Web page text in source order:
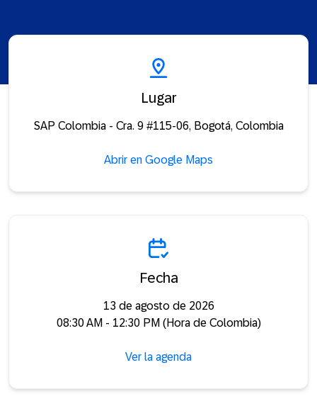
Lugar
SAP Colombia - Cra. 9 #115-06, Bogotá, Colombia
Abrir en Google Maps
Fecha
13 de agosto de 2026
08:30 AM - 12:30 PM (Hora de Colombia)
Ver la agenda